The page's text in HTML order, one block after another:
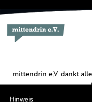
mittendrin e.V. dankt
Hinweis